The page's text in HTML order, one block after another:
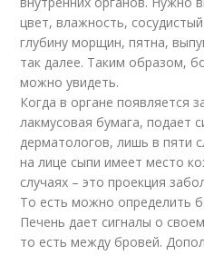
цвет, влажность,
глубину морщин, пятна,
так далее. Таким образом,
можно увидеть.
Когда в органе появляется
лакмусовая бумага, подает
дерматологов, лишь в пяти
на лице сыпи имеет место
случаях – это проекция
То есть можно определить
Печень дает сигналы о
то есть между бровей.